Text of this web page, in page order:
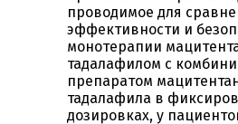
проводимое для
эффективности и
монотерапии
тадалафилом с
препаратом
тадалафила в
дозировках, у